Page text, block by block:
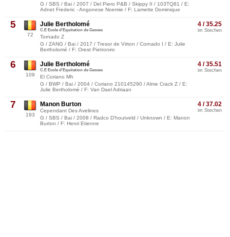
G / SBS / Bai / 2007 / Del Piero P&B / Skippy II / 103TQ81 / E:
Adnet Frederic - Angonese Noemie / F: Lamette Dominique
5
72
4 / 35.25
im Stechen
Julie Bertholomé
C.E Ecole d'Equitation de Gesves
Tornado Z
G / ZANG / Bai / 2017 / Tresor de Virton / Cornado I / E: Julie
Bertholomé / F: Orest Pietroniro
6
109
4 / 35.51
im Stechen
Julie Bertholomé
C.E Ecole d'Equitation de Gesves
El Coriano Mh
G / BWP / Bai / 2004 / Coriano 210145290 / Alme Crack Z / E:
Julie Bertholomé / F: Van Dael Adriaan
7
193
4 / 37.02
im Stechen
Manon Burton
Cependant Des Avelines
G / SBS / Bai / 2008 / Radco D'houtveld / Unknown / E: Manon
Burton / F: Henri Etienne